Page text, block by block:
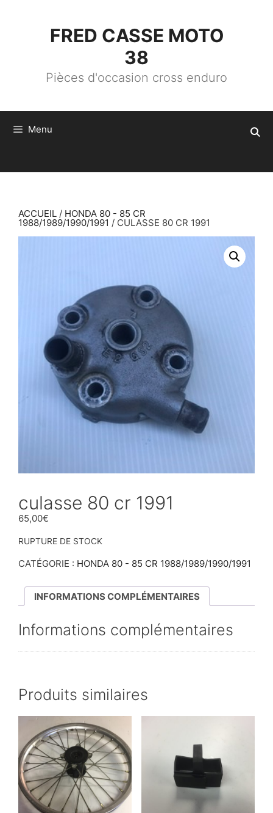
FRED CASSE MOTO
38
Pièces d'occasion cross enduro
Menu
ACCUEIL / HONDA 80 - 85 CR
1988/1989/1990/1991 / CULASSE 80 CR 1991
culasse 80 cr 1991
65,00€
RUPTURE DE STOCK
CATÉGORIE : HONDA 80 - 85 CR 1988/1989/1990/1991
INFORMATIONS COMPLÉMENTAIRES
Informations complémentaires
Produits similaires